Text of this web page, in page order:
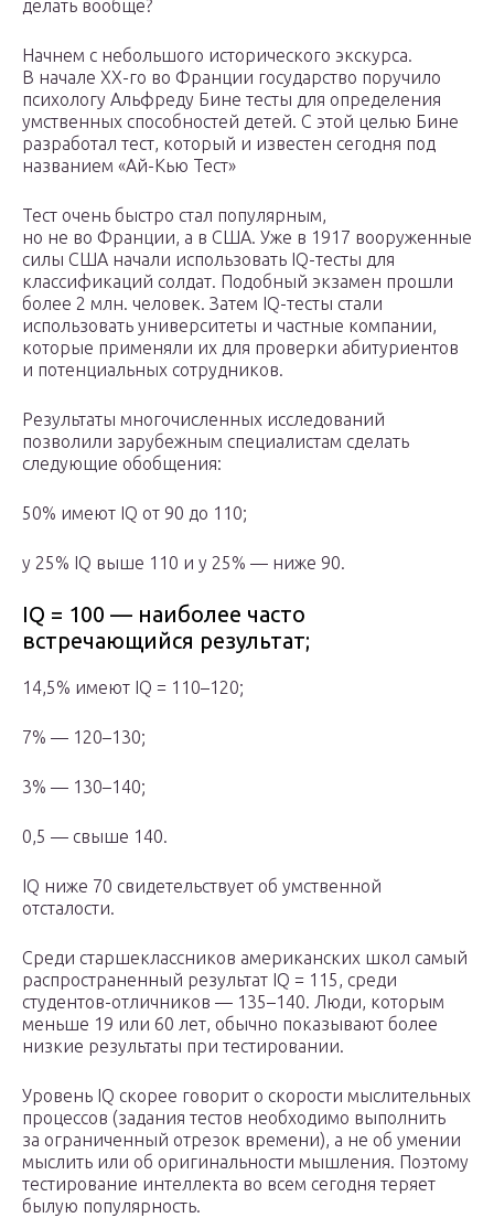
делать вообще?
Начнем с небольшого исторического экскурса.
В начале XX-го во Франции государство поручило
психологу Альфреду Бине тесты для определения
умственных способностей детей. С этой целью Бине
разработал тест, который и известен сегодня под
названием «Ай-Кью Тест»
Тест очень быстро стал популярным,
но не во Франции, а в США. Уже в 1917 вооруженные
силы США начали использовать IQ-тесты для
классификаций солдат. Подобный экзамен прошли
более 2 млн. человек. Затем IQ-тесты стали
использовать университеты и частные компании,
которые применяли их для проверки абитуриентов
и потенциальных сотрудников.
Результаты многочисленных исследований
позволили зарубежным специалистам сделать
следующие обобщения:
50% имеют IQ от 90 до 110;
у 25% IQ выше 110 и у 25% — ниже 90.
IQ = 100 — наиболее часто
встречающийся результат;
14,5% имеют IQ = 110–120;
7% — 120–130;
3% — 130–140;
0,5 — свыше 140.
IQ ниже 70 свидетельствует об умственной
отсталости.
Среди старшеклассников американских школ самый
распространенный результат IQ = 115, среди
студентов-отличников — 135–140. Люди, которым
меньше 19 или 60 лет, обычно показывают более
низкие результаты при тестировании.
Уровень IQ скорее говорит о скорости мыслительных
процессов (задания тестов необходимо выполнить
за ограниченный отрезок времени), а не об умении
мыслить или об оригинальности мышления. Поэтому
тестирование интеллекта во всем сегодня теряет
былую популярность.